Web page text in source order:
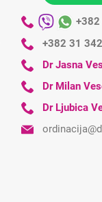
+382 31
Dr Jasna
Dr Milan
Dr Ljubica